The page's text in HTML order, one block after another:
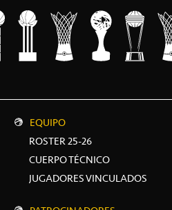
EQUIPO
ROSTER 25-26
CUERPO TÉCNICO
JUGADORES VINCULADOS